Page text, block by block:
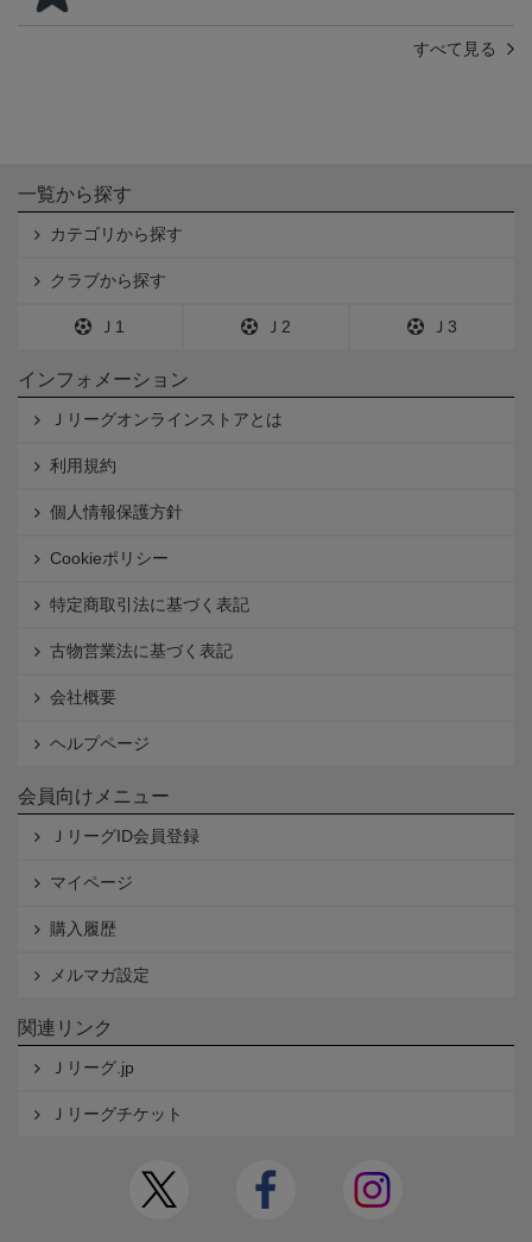
すべて見る
一覧から探す
カテゴリから探す
クラブから探す
Ｊ1 Ｊ2 Ｊ3
インフォメーション
Ｊリーグオンラインストアとは
利用規約
個人情報保護方針
Cookieポリシー
特定商取引法に基づく表記
古物営業法に基づく表記
会社概要
ヘルプページ
会員向けメニュー
ＪリーグID会員登録
マイページ
購入履歴
メルマガ設定
関連リンク
Ｊリーグ.jp
Ｊリーグチケット